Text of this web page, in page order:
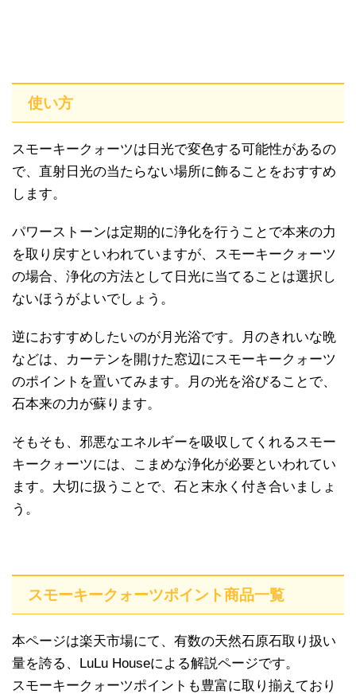
使い方
スモーキークォーツは日光で変色する可能性があるの
で、直射日光の当たらない場所に飾ることをおすすめ
します。
パワーストーンは定期的に浄化を行うことで本来の力
を取り戻すといわれていますが、スモーキークォーツ
の場合、浄化の方法として日光に当てることは選択し
ないほうがよいでしょう。
逆におすすめしたいのが月光浴です。月のきれいな晩
などは、カーテンを開けた窓辺にスモーキークォーツ
のポイントを置いてみます。月の光を浴びることで、
石本来の力が蘇ります。
そもそも、邪悪なエネルギーを吸収してくれるスモー
キークォーツには、こまめな浄化が必要といわれてい
ます。大切に扱うことで、石と末永く付き合いましょ
う。
スモーキークォーツポイント商品一覧
本ページは楽天市場にて、有数の天然石原石取り扱い
量を誇る、LuLu Houseによる解説ページです。
スモーキークォーツポイントも豊富に取り揃えており